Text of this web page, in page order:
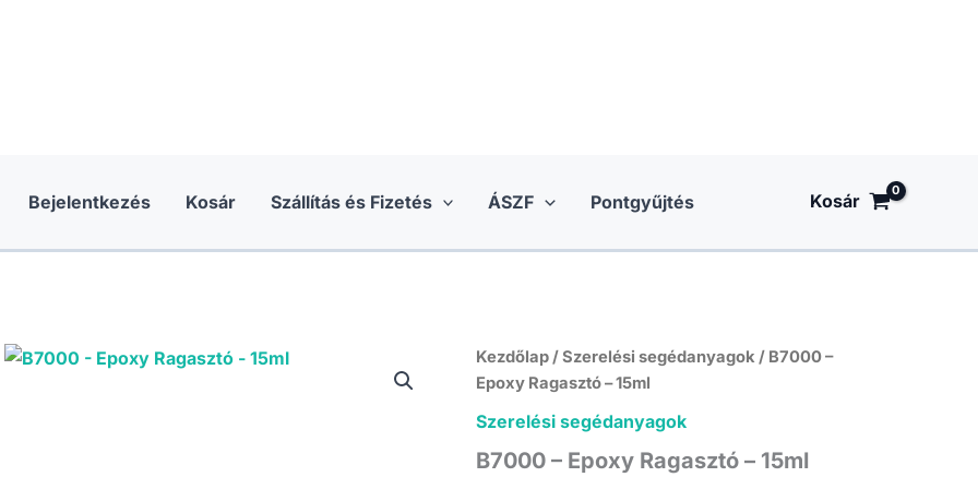
Bejelentkezés Kosár Szállítás és Fizetés ÁSZF Pontgyűjtés Kosár
Kezdőlap/Szerelési segédanyagok / B7000 –
Epoxy Ragasztó – 15ml
Szerelési segédanyagok
B7000 – Epoxy Ragasztó – 15ml